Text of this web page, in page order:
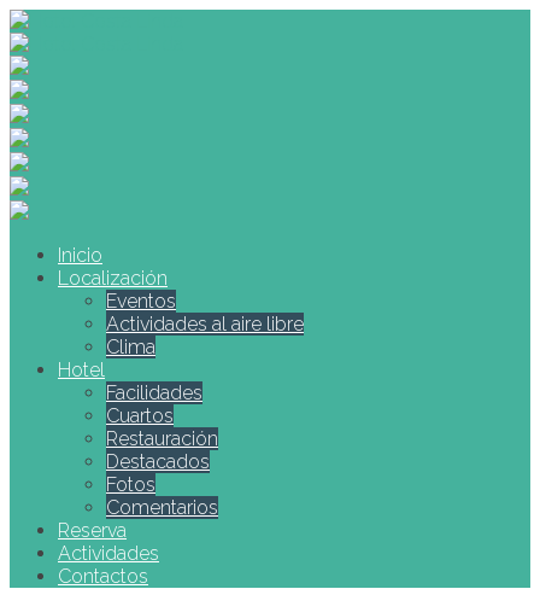
Inicio
Localización
Eventos
Actividades al aire libre
Clima
Hotel
Facilidades
Cuartos
Restauración
Destacados
Fotos
Comentarios
Reserva
Actividades
Contactos